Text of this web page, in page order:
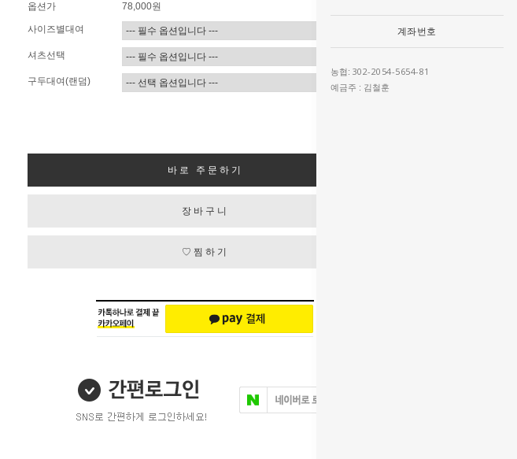
계좌번호
농협: 302-2054-5654-81
예금주 : 김철훈
옵션가 78,000원
사이즈별대여
셔츠선택
구두대여(랜덤)
바로 주문하기
장바구니
♡찜하기